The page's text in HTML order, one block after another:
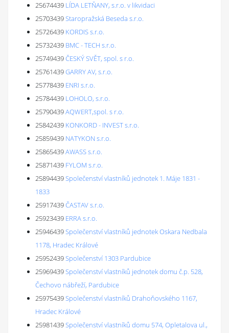
25674439 LÍDA LETŇANY, s.r.o. v likvidaci
25703439Staropražská Beseda s.r.o.
25726439 KORDIS s.r.o.
25732439 BMC - TECH s.r.o.
25749439ČESKÝ SVĚT, spol. s r.o.
25761439GARRY AV, s.r.o.
25778439 ENRI s.r.o.
25784439 LOHOLO, s.r.o.
25790439AQWERT,spol. s r.o.
25842439 KONKORD - INVEST s.r.o.
25859439 NATYKON s.r.o.
25865439AWASS s.r.o.
25871439 FYLOM s.r.o.
25894439Společenství vlastníků jednotek 1. Máje 1831 -
1833
25917439ČASTAV s.r.o.
25923439 ERRA s.r.o.
25946439Společenství vlastníků jednotek Oskara Nedbala
1178, Hradec Králové
25952439Společenství 1303 Pardubice
25969439Společenství vlastníků jednotek domu č.p. 528,
Čechovo nábřeží, Pardubice
25975439Společenství vlastníků Drahoňovského 1167,
Hradec Králové
25981439Společenství vlastníků domu 574, Opletalova ul.,